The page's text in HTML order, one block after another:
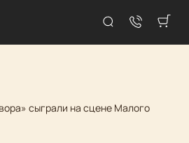
сыграли на сцене Малого